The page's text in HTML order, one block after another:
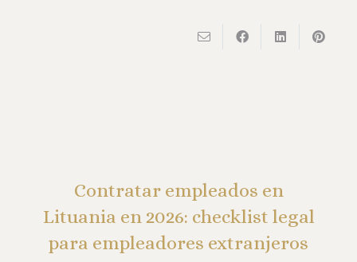
Contratar empleados en
Lituania en 2026: checklist legal
para empleadores extranjeros